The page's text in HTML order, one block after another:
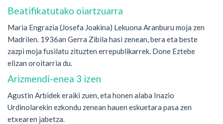
Beatifikatutako oiartzuarra
Maria Engrazia (Josefa Joakina) Lekuona Aranburu moja zen
Madrilen. 1936an Gerra Zibila hasi zenean, bera eta beste
zazpi moja fusilatu zituzten errepublikarrek. Done Eztebe
elizan oroitarria du.
Arizmendi-enea 3 izen
Agustin Arbidek eraiki zuen, eta honen alaba Inazio
Urdinolarekin ezkondu zenean hauen eskuetara pasa zen
etxearen jabetza.